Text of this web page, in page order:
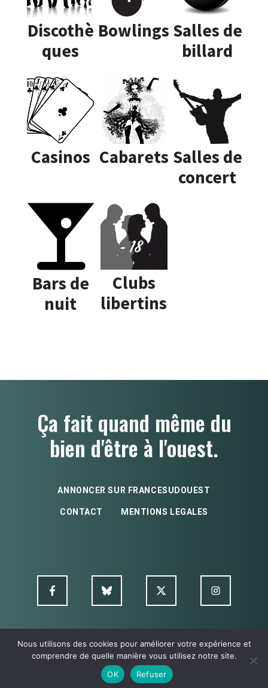
Discothè
ques
Bowlings Salles de
billard
Casinos Cabarets Salles de
concert
Bars de
nuit
Clubs
libertins
Ça fait quand même du
bien d'être à l'ouest.
ANNONCER SUR FRANCESUDOUEST
CONTACT MENTIONS LEGALES
© FSO MultimediA - 2026
Nous utilisons des cookies pour améliorer votre expérience et
comprendre de quelle manière vous utilisez notre site.
OK
Refuser